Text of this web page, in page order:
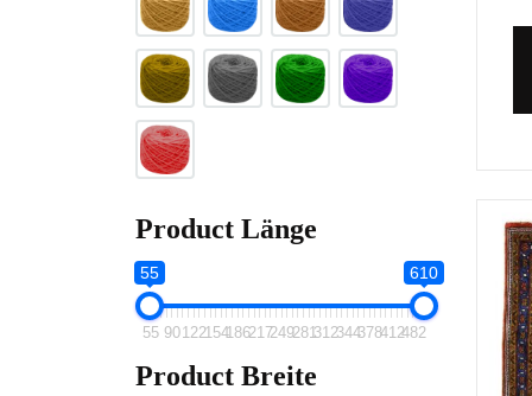
Product Länge
55 610
55 90122154186217249281312344378412482
Product Breite